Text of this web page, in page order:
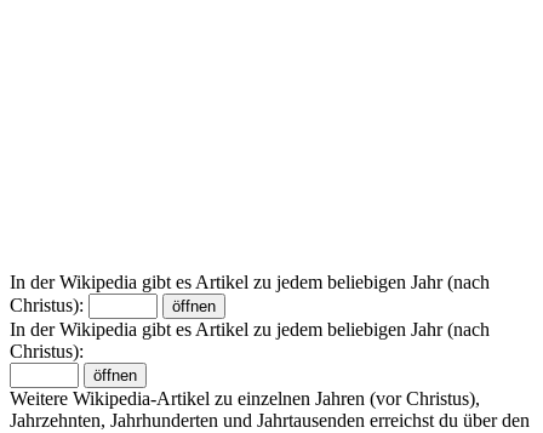
In der Wikipedia gibt es Artikel zu jedem beliebigen Jahr (nach
Christus):
In der Wikipedia gibt es Artikel zu jedem beliebigen Jahr (nach
Christus):
Weitere Wikipedia-Artikel zu einzelnen Jahren (vor Christus),
Jahrzehnten, Jahrhunderten und Jahrtausenden erreichst du über den